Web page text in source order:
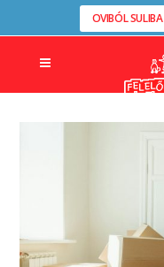
OVIBÓL SULIBA